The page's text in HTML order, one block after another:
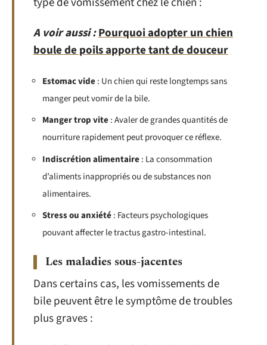
A voir aussi :Pourquoi adopter un chien
boule de poils apporte tant de douceur
Estomac vide: Un chien qui reste longtemps sans
manger peut vomir de la bile.
Manger trop vite: Avaler de grandes quantités de
nourriture rapidement peut provoquer ce réflexe.
Indiscrétion alimentaire: La consommation
d’aliments inappropriés ou de substances non
alimentaires.
Stress ou anxiété: Facteurs psychologiques
pouvant affecter le tractus gastro-intestinal.
Les maladies sous-jacentes
Dans certains cas, les vomissements de
bile peuvent être le symptôme de troubles
plus graves :